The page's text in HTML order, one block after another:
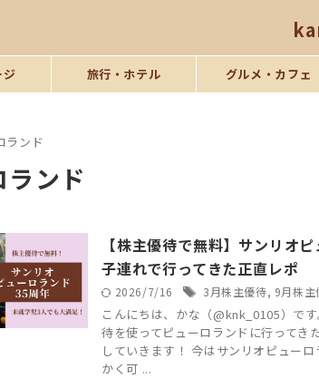
ジ 旅行・ホテル グルメ・カフェ
ランド
ランド
【株主優待で無料】サンリオ
子連れで行ってきた正直レポ
2026/7/16 3月株主優待, 9月株主
こんにちは、かな（@knk_0105）で
待を使ってピューロランドに行ってき
していきます！ 今はサンリオピュー
かく可 ...